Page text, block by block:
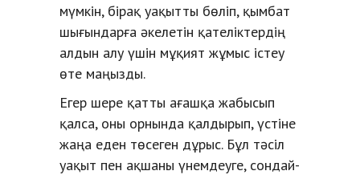
мүмкін, бірақ уақытты бөліп, қымбат
шығындарға әкелетін қателіктердің
алдын алу үшін мұқият жұмыс істеу
өте маңызды.
Егер шере қатты ағашқа жабысып
қалса, оны орнында қалдырып, үстіне
жаңа еден төсеген дұрыс. Бұл тәсіл
уақыт пен ақшаны үнемдеуге, сондай-